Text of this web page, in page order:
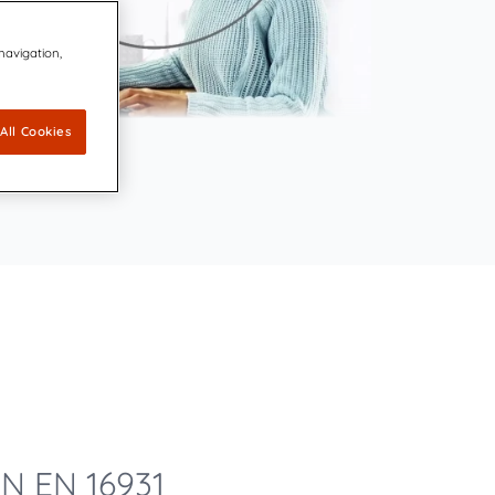
und innovativen Teams, das sich
einsetzt.
und konforme Kommunikation mit KI-
gestütztes CCM Compliance und Kundenerlebnis vereint
EN 16931
Cookies